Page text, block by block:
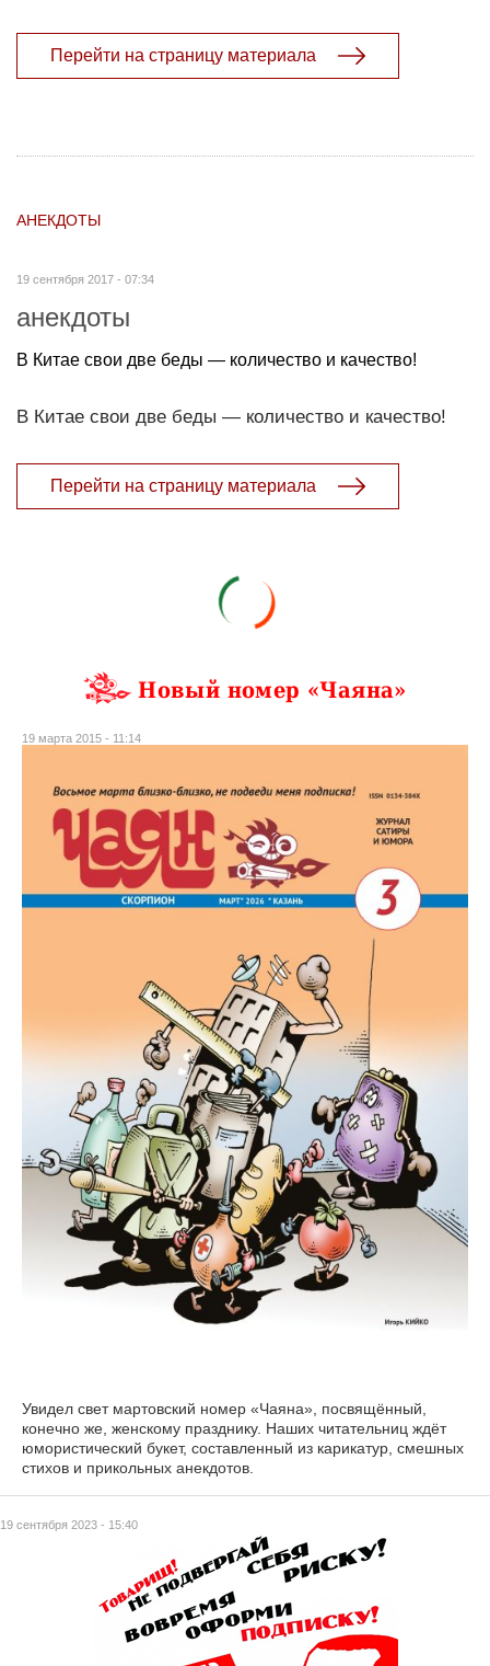
Перейти на страницу материала
АНЕКДОТЫ
19 сентября 2017 - 07:34
анекдоты
В Китае свои две беды — количество и качество!
В Китае свои две беды — количество и качество!
Перейти на страницу материала
19 сентября 2023 - 15:40
Новый номер «Чаяна»
19 марта 2015 - 11:14
Увидел свет мартовский номер «Чаяна», посвящённый,
конечно же, женскому празднику. Наших читательниц ждёт
юмористический букет, составленный из карикатур, смешных
стихов и прикольных анекдотов.